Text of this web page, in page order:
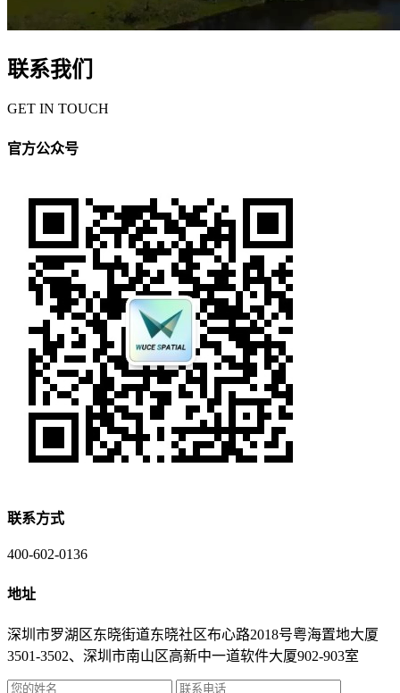
联系我们
GET IN TOUCH
官方公众号
联系方式
400-602-0136
地址
深圳市罗湖区东晓街道东晓社区布心路2018号粤海置地大厦
3501-3502、深圳市南山区高新中一道软件大厦902-903室